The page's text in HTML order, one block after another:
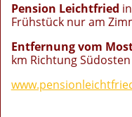
Pension Leichtfried
Frühstück nur am
Entfernung vom
km Richtung Südosten